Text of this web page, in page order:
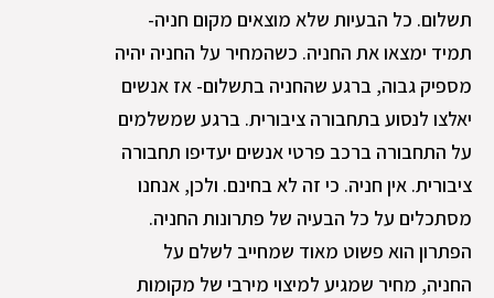
תשלום. כל הבעיות שלא מוצאים מקום חניה-
תמיד ימצאו את החניה. כשהמחיר על החניה יהיה
מספיק גבוה, ברגע שהחניה בתשלום- אז אנשים
יאלצו לנסוע בתחבורה ציבורית. ברגע שמשלמים
על התחבורה ברכב פרטי אנשים יעדיפו תחבורה
ציבורית. אין חניה. כי זה לא בחינם. ולכן, אנחנו
מסתכלים על כל הבעיה של פתרונות החניה.
הפתרון הוא פשוט מאוד שמחייב לשלם על
החניה, מחיר שמגיע למיצוי מירבי של מקומות